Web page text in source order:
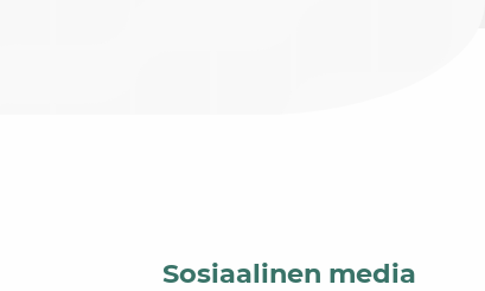
Sosiaalinen media